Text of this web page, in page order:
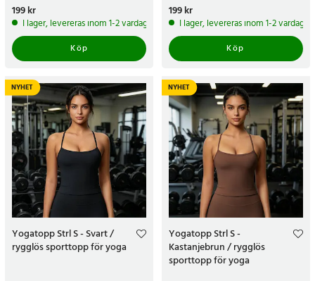
Pris:199 kr
199 kr
I lager, levereras inom 1-2 vardagar
Köp
Pris:199 kr
199 kr
I lager, levereras inom 1-2 vardagar
Köp
NYHET
Yogatopp Strl S - Svart /
rygglös sporttopp för yoga
NYHET
Yogatopp Strl S -
Kastanjebrun / rygglös
sporttopp för yoga